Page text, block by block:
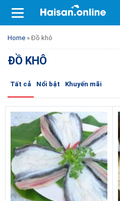
Home »Đồ khô
ĐỒ KHÔ
Tất cả Nổi bật Khuyến mãi